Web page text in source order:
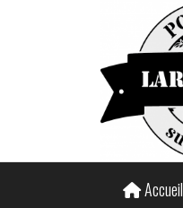
Accueil